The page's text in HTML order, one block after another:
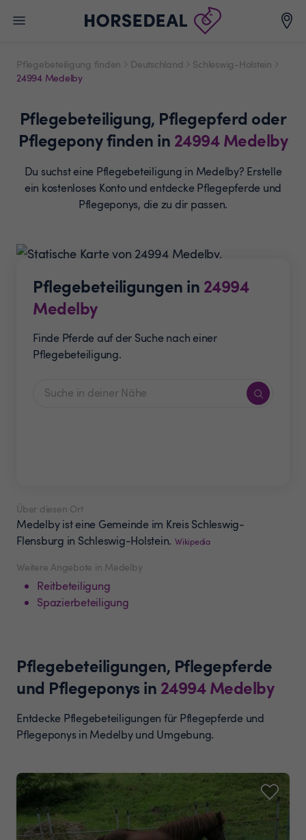
Pflegebeteiligung finden Deutschland
Schleswig-Holstein
24994 Medelby
Pflegebeteiligung, Pflegepferd oder
Pflegeponyfinden in 24994 Medelby
Du suchst eine Pflegebeteiligung in Medelby? Erstelle
ein kostenloses Konto und entdecke Pflegepferde und
Pflegeponys, die zu dir passen.
Pflegebeteiligungen in 24994
Medelby
Finde Pferde auf der Suche nach einer
Pflegebeteiligung.
Weitere Angebote in Medelby
Reitbeteiligung
Spazierbeteiligung
Über diesen Ort
Medelby ist eine Gemeinde im Kreis Schleswig-
Flensburg in Schleswig-Holstein. Wikipedia
Pflegebeteiligungen, Pflegepferde
und Pflegeponys in 24994 Medelby
Entdecke Pflegebeteiligungen für Pflegepferde und
Pflegeponys in Medelby und Umgebung.